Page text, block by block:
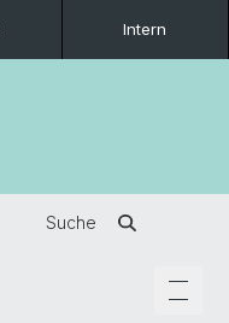
Intern
Suche